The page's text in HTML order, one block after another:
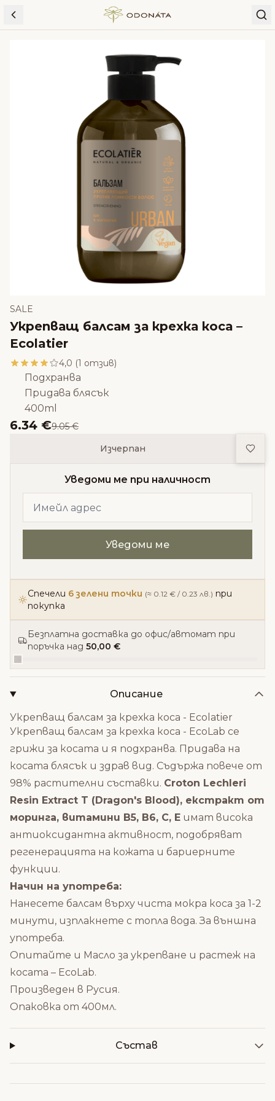
Skip to content
SALE
Укрепващ балсам за крехка коса –
Ecolatier
4,0 (1 отзив)
Подхранва
Придава блясък
400ml
6.34 €9.05 €
Изчерпан
Уведоми ме при наличност
Спечели 6 зелени точки (≈ 0.12 € / 0.23 лв.) при
покупка
Безплатна доставка до офис/автомат при
поръчка над 50,00 €
Описание
Укрепващ балсам за крехка коса - Ecolatier
Укрепващ балсам за крехка коса - EcoLab се
грижи за косата и я подхранва. Придава на
косата блясък и здрав вид. Съдържа повече от
98% растителни съставки. Сroton Lechleri ​​
Resin Extract T (Dragon's Blood), екстракт от
моринга, витамини B5, B6, C, E имат висока
антиоксидантна активност, подобряват
регенерацията на кожата и бариерните
функции.
Начин на употреба:
Нанесете балсам върху чиста мокра коса за 1-2
минути, изплакнете с топла вода. За външна
употреба.
Опитайте и Масло за укрепване и растеж на
косата – EcoLab.
Произведен в Русия.
Опаковка от 400мл.
Състав